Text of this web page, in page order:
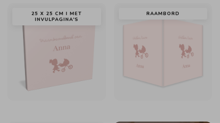
25 X 25 CM I MET
INVULPAGINA'S
RAAMBORD